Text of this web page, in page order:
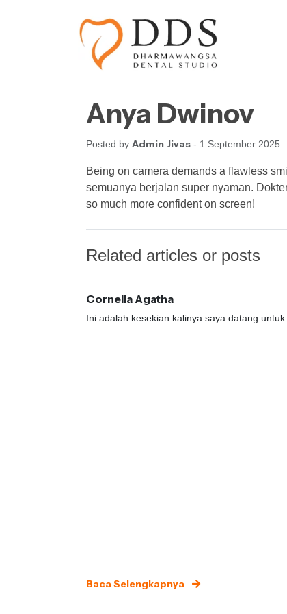
Anya Dwinov
Posted by Admin Jivas - 1 September 2025
Being on camera demands a flawless
semuanya berjalan super nyaman.
so much more confident on screen!
Related articles or posts
Cornelia Agatha
Ini adalah kesekian kalinya saya datang untuk
Baca Selengkapnya